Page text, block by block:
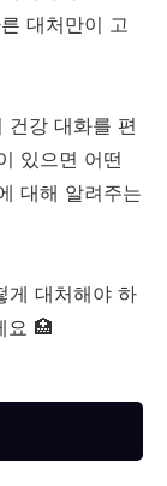
대처만이 고
건강 대화를 편
있으면 어떤
대해 알려주는
게 대처해야 하
요 🏥